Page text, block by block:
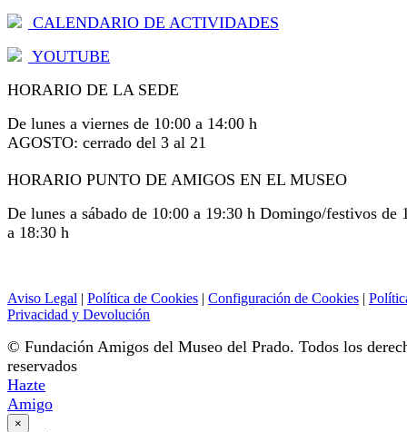
CALENDARIO DE ACTIVIDADES
YOUTUBE
HORARIO DE LA SEDE
De lunes a viernes de 10:00 a 14:00 h
AGOSTO: cerrado del 3 al 21
HORARIO PUNTO DE AMIGOS EN EL MUSEO
De lunes a sábado de 10:00 a 19:30 h Domingo/festivos de
a 18:30 h
Aviso Legal | Política de Cookies | Configuración de Cookies |
Privacidad y Devolución
© Fundación Amigos del Museo del Prado. Todos los
reservados
Hazte
Amigo
×